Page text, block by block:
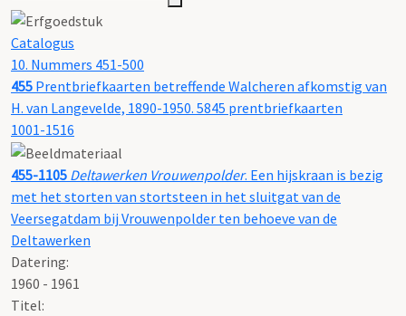
Catalogus
10. Nummers 451-500
455 Prentbriefkaarten betreffende Walcheren afkomstig van
H. van Langevelde, 1890-1950. 5845 prentbriefkaarten
1001-1516
455-1105 Deltawerken Vrouwenpolder. Een hijskraan is bezig
met het storten van stortsteen in het sluitgat van de
Veersegatdam bij Vrouwenpolder ten behoeve van de
Deltawerken
Datering:
1960 - 1961
Titel: